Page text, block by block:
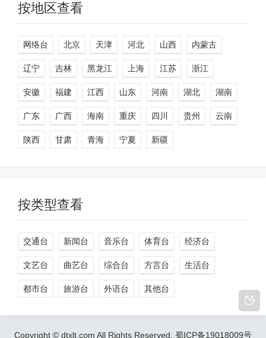
按地区查看
网络台 北京 天津 河北 山西 内蒙古
辽宁 吉林 黑龙江 上海 江苏 浙江
安徽 福建 江西 山东 河南 湖北 湖南
广东 广西 海南 重庆 四川 贵州 云南
陕西 甘肃 青海 宁夏 新疆
按类型查看
交通台 新闻台 音乐台 体育台 经济台
文艺台 曲艺台 综合台 方言台 生活台
都市台 旅游台 外语台 其他台
Copyright © dtxlt.com All Rights Reserved. 蜀ICP备19018009号